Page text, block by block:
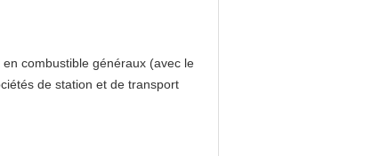
combustible généraux (avec le
de station et de transport